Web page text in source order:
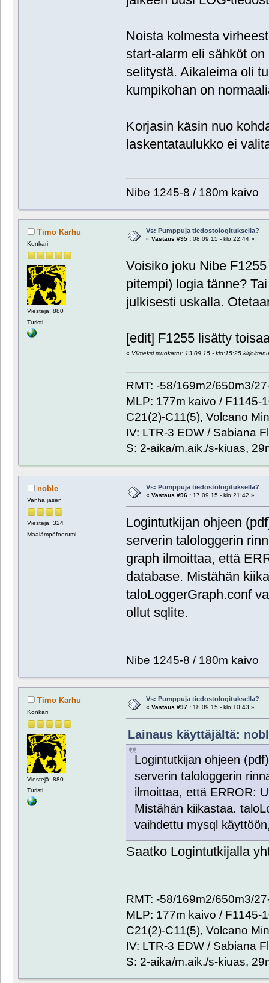
Noista kolmesta
start-alarm eli sähköt
selitystä. Aikaleima oli
kumpikohan on
Korjasin käsin nuo
laskentataulukko ei
Nibe 1245-8 / 180m kaivo
Timo Karhu
Konkari
Viestejä: 880
Turisti.
Vs: Pumppuja tiedostologituksella?
« Vastaus #95 :08.09.15 - klo:22:44 »
Voisiko joku Nibe
pitempi) logia tänne?
julkisesti uskalla.
[edit] F1255 lisätty
« Viimeksi muokattu: 13.09.15 - klo:15:25
RMT: -58/169m2/650m3/
MLP: 177m kaivo / F1145-
C21(2)-C11(5), Volcano
IV: LTR-3 EDW / Sabiana
S: 2-aika/m.aik./s-kiuas,
noble
Vanha jäsen
Viestejä: 324
Maalämpöfoorumi
Vs: Pumppuja tiedostologituksella?
« Vastaus #96 :17.09.15 - klo:21:42 »
Logintutkijan ohjeen
serverin talologgerin
graph ilmoittaa, että
database. Mistähän
taloLoggerGraph.conf
ollut sqlite.
Nibe 1245-8 / 180m kaivo
Timo Karhu
Konkari
Viestejä: 880
Turisti.
Vs: Pumppuja tiedostologituksella?
« Vastaus #97 :18.09.15 - klo:10:43 »
Lainaus käyttäjältä:
Logintutkijan ohjeen
serverin talologgerin
ilmoittaa, että ERROR:
Mistähän kiikastaa.
vaihdettu mysql
Saatko Logintutkijalla
RMT: -58/169m2/650m3/
MLP: 177m kaivo / F1145-
C21(2)-C11(5), Volcano
IV: LTR-3 EDW / Sabiana
S: 2-aika/m.aik./s-kiuas,